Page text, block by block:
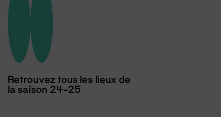
Retrouvez tous les lieux de
la saison 24-25